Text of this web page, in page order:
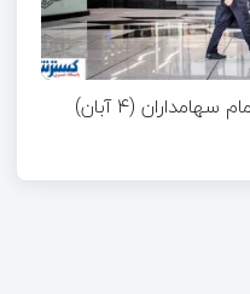
(۴ آبان)